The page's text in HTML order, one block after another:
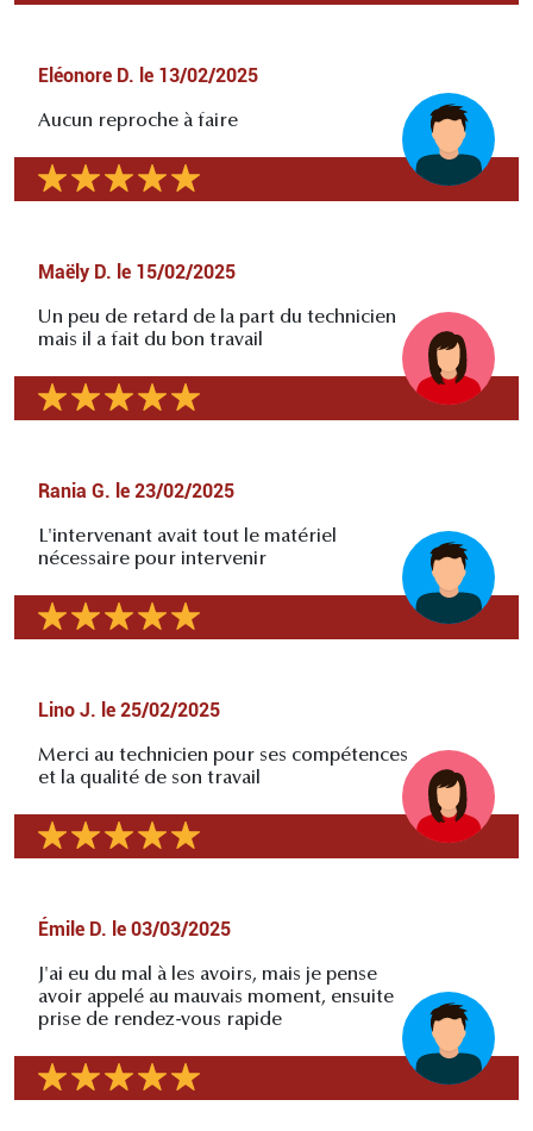
Eléonore D. le 13/02/2025
Aucun reproche à faire
Maëly D. le 15/02/2025
Un peu de retard de la part du technicien
mais il a fait du bon travail
Rania G. le 23/02/2025
L'intervenant avait tout le matériel
nécessaire pour intervenir
Lino J. le 25/02/2025
Merci au technicien pour ses compétences
et la qualité de son travail
Émile D. le 03/03/2025
J'ai eu du mal à les avoirs, mais je pense
avoir appelé au mauvais moment, ensuite
prise de rendez-vous rapide